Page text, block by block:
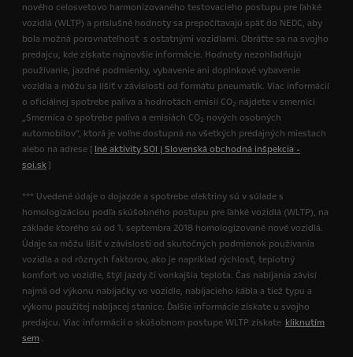
nového celosvetovo harmonizovaného testovacieho postupu pre ľahké
vozidlá (WLTP) a príslušné hodnoty sa prepočítavajú späť do NEDC, aby
bola možná porovnateľnosť s ostatnými vozidlami. Obráťte sa na svojho
predajcu, kde získate najnovšie informácie. Hodnoty nezohľadňujú
používanie, jazdné podmienky, vybavenie ani doplnkové vybavenie
vozidla a môžu sa líšiť v závislosti od formátu pneumatík. Viac informácií
o oficiálnej spotrebe paliva a hodnotách emisií CO2 nájdete v smernici
„Smernica o spotrebe paliva a emisiách CO2 nových osobných
automobilov“, ktorá je voľne dostupná na všetkých predajných miestach
alebo na adrese [ Iné aktivity SOI | Slovenská obchodná inšpekcia -
soi.sk]
*** Uvedené údaje o dojazde a spotrebe elektriny sú v súlade s
homologizáciou podľa skúšobného postupu pre ľahké vozidlá (WLTP), na
základe ktorého sú od 1. septembra 2018 homologizované nové vozidlá.
Údaje sa môžu líšiť v závislosti od skutočných podmienok používania
vozidla a od rôznych faktorov, ako je napríklad rýchlosť, teplotný
komfort vo vozidle, štýl jazdy či vonkajšia teplota. Čas nabíjania závisí
najmä od výkonu nabíjačky vo vozidle, nabíjacieho kábla a tiež typu a
výkonu použitej nabíjacej stanice. Ďalšie informácie získate u svojho
predajcu. Viac informácií o skúšobnom postupe WLTP získate kliknutím
sem .